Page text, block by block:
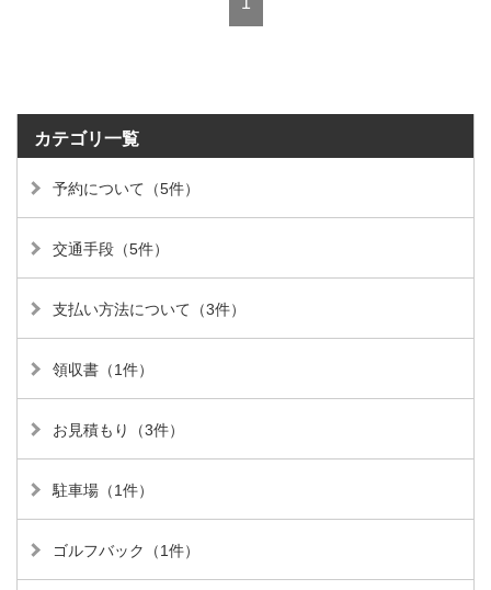
カテゴリ一覧
予約について（5件）
交通手段（5件）
支払い方法について（3件）
領収書（1件）
お見積もり（3件）
駐車場（1件）
ゴルフバック（1件）